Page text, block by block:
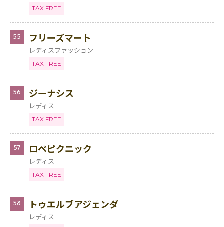
TAX FREE
55 フリーズマート
レディスファッション
TAX FREE
56 ジーナシス
レディス
TAX FREE
57 ロペピクニック
レディス
TAX FREE
58 トゥエルブアジェンダ
レディス